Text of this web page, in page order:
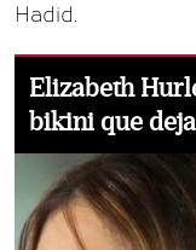
Hadid.
Elizabeth
bikini que